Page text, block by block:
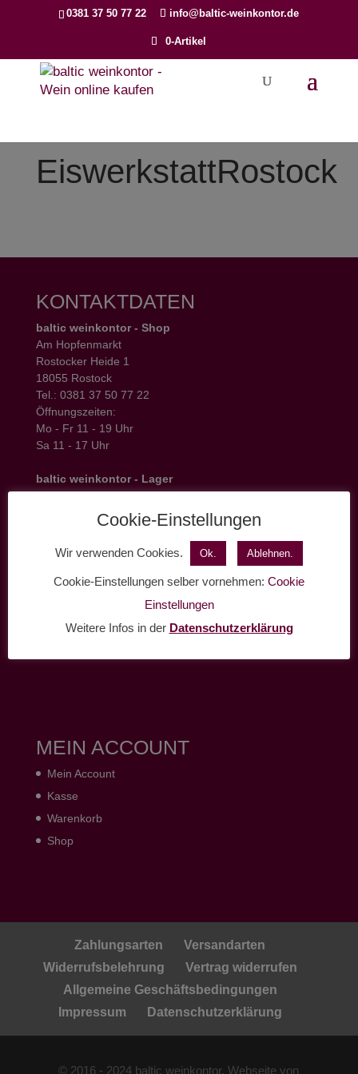
0381 37 50 77 22 info@baltic-weinkontor.de
0-Artikel
search
EiswerkstattRostock
KONTAKTDATEN
baltic weinkontor - Shop
Am Hopfenmarkt
Rostocker Heide 1
18055 Rostock
Tel.: 0381 37 50 77 22
Öffnungszeiten:
Mo - Fr 11 - 19 Uhr
Sa 11 - 17 Uhr
baltic weinkontor - Lager
Hansestrasse 6
18182 Bentwisch
Öffnungszeiten
Mo - Do 7:30 - 17 Uhr
Mail: info@baltic-weinkontor.de
MEIN ACCOUNT
Mein Account
Kasse
Warenkorb
Shop
Zahlungsarten
Versandarten
Widerrufsbelehrung
Vertrag widerrufen
Allgemeine Geschäftsbedingungen
Impressum
Datenschutzerklärung
© 2016 - 2024 baltic weinkontor. Webseite von
Cookie-Einstellungen
Wir verwenden Cookies. Ok. Ablehnen.
Cookie-Einstellungen selber vornehmen: Cookie
Einstellungen
Weitere Infos in der Datenschutzerklärung